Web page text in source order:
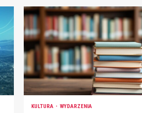
KULTURA WYDARZENIA